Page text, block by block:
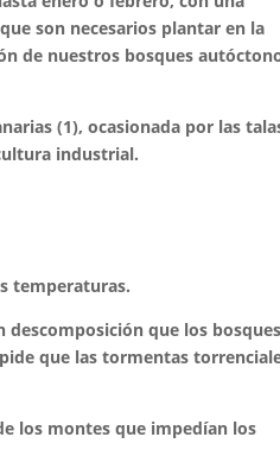
son necesarios plantar en la
de nuestros bosques
(1), ocasionada por las
industrial.
temperaturas.
descomposición que los bosques
que las tormentas
los montes que impedían los